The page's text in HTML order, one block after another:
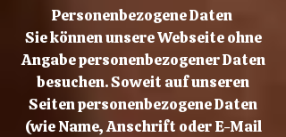
Personenbezogene Daten
Sie können unsere Webseite ohne
Angabe personenbezogener Daten
besuchen. Soweit auf unseren
Seiten personenbezogene Daten
(wie Name, Anschrift oder E-Mail